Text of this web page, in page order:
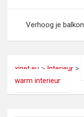
Verhoog je
xinet.eu > Interieur >
warm interieur